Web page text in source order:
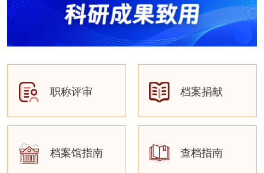
职称评审 档案捐献
档案馆指南 查档指南